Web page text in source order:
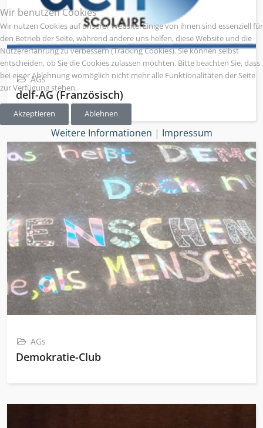
AGs
delf-AG (Französisch)
AGs
Demokratie-Club
Wir benutzen Cookies
Wir nutzen Cookies auf unserer Website. Einige von ihnen sind essenziell für
den Betrieb der Seite, während andere uns helfen, diese Website und die
Nutzererfahrung zu verbessern (Tracking Cookies). Sie können selbst
entscheiden, ob Sie die Cookies zulassen möchten. Bitte beachten Sie, dass
bei einer Ablehnung womöglich nicht mehr alle Funktionalitäten der Seite
zur Verfügung stehen.
Akzeptieren Ablehnen
Weitere Informationen | Impressum